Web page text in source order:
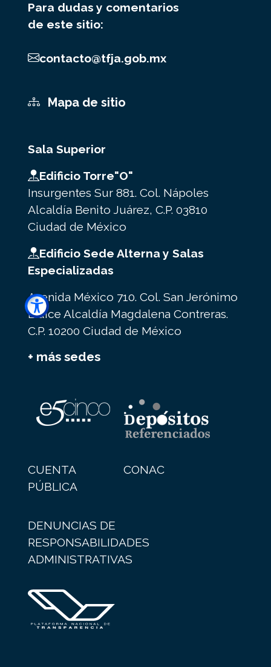
Para dudas y comentarios
de este sitio:
contacto@tfja.gob.mx
Mapa de sitio
Sala Superior
Edificio Torre"O"
Insurgentes Sur 881. Col. Nápoles
Alcaldía Benito Juárez, C.P. 03810
Ciudad de México
Edificio Sede Alterna y Salas
Especializadas
Avenida México 710. Col. San Jerónimo
Lídice Alcaldía Magdalena Contreras.
C.P. 10200 Ciudad de México
+ más sedes
CUENTA
PÚBLICA
CONAC
DENUNCIAS DE
RESPONSABILIDADES
ADMINISTRATIVAS